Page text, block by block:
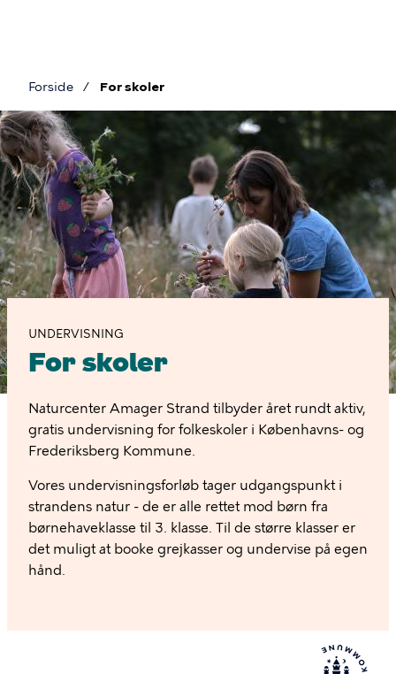
Brødkrumme
Forside For skoler
For
skoler
Billede
UNDERVISNING
For skoler
Naturcenter Amager Strand tilbyder året rundt aktiv,
gratis undervisning for folkeskoler i Københavns- og
Frederiksberg Kommune.
Vores undervisningsforløb tager udgangspunkt i
strandens natur - de er alle rettet mod børn fra
børnehaveklasse til 3. klasse. Til de større klasser er
det muligt at booke grejkasser og undervise på egen
hånd.